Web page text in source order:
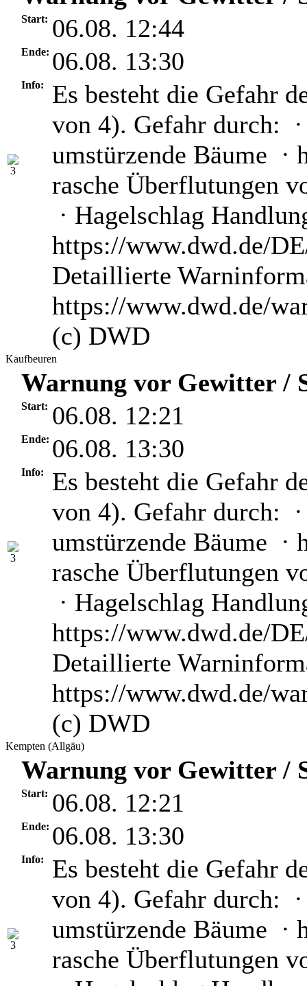
Start: 06.08. 12:44
Ende: 06.08. 13:30
Info:
Es besteht die Gefahr
von 4). Gefahr durch:
umstürzende Bäume ·
rasche Überflutungen
· Hagelschlag
https://www.dwd.de/
Detaillierte
https://www.dwd.de/
(c) DWD
Kaufbeuren
Warnung vor Gewitter /
Start: 06.08. 12:21
Ende: 06.08. 13:30
Info:
Es besteht die Gefahr
von 4). Gefahr durch:
umstürzende Bäume ·
rasche Überflutungen
· Hagelschlag
https://www.dwd.de/
Detaillierte
https://www.dwd.de/
(c) DWD
Kempten (Allgäu)
Warnung vor Gewitter /
Start: 06.08. 12:21
Ende: 06.08. 13:30
Info:
Es besteht die Gefahr
von 4). Gefahr durch:
umstürzende Bäume ·
rasche Überflutungen